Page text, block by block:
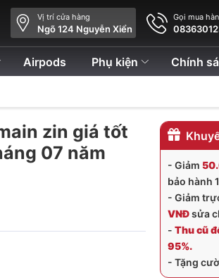
Vị trí cửa hàng
Ngõ 124 Nguyễn Xiển
Gọi mua
Airpods Phụ kiện Chính
zin giá tốt
07 năm
- Giảm
bảo hành
- Giảm
VNĐsửa
-Thu cũ
95%.
- Tặng